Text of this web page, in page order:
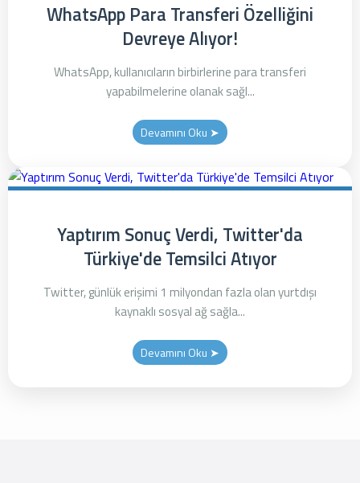
WhatsApp Para Transferi Özelliğini
Devreye Alıyor!
WhatsApp, kullanıcıların birbirlerine para transferi
yapabilmelerine olanak sağl...
Devamını Oku ➤
Yaptırım Sonuç Verdi, Twitter'da
Türkiye'de Temsilci Atıyor
Twitter, günlük erişimi 1 milyondan fazla olan yurtdışı
kaynaklı sosyal ağ sağla...
Devamını Oku ➤